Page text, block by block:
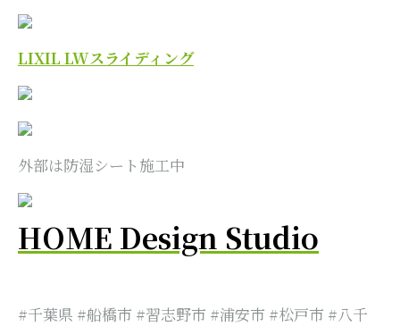
LIXIL LWスライディング
外部は防湿シート施工中
HOME Design Studio
#千葉県 #船橋市 #習志野市 #浦安市 #松戸市 #八千